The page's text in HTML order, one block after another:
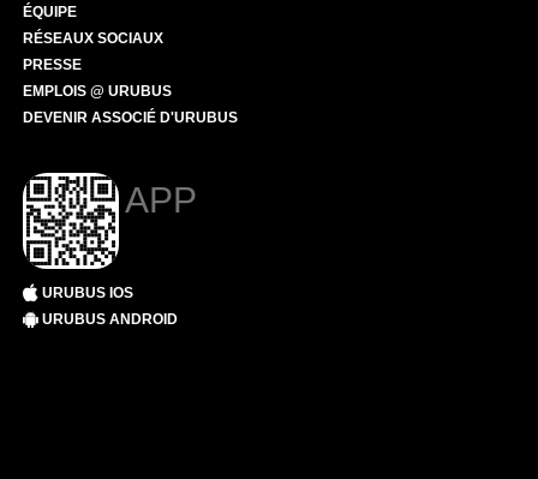
ÉQUIPE
RÉSEAUX SOCIAUX
PRESSE
EMPLOIS @ URUBUS
DEVENIR ASSOCIÉ D'URUBUS
APP
URUBUS IOS
URUBUS ANDROID